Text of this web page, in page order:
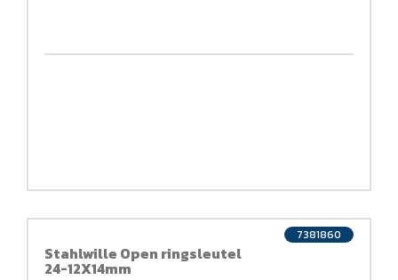
Stahlwille Open ringsleutel
24-12X14mm
7381860